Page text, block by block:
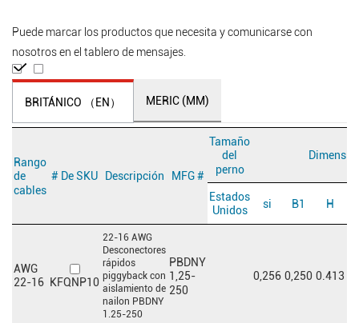
Puede marcar los productos que necesita y comunicarse con
nosotros en el tablero de mensajes.
BRITÁNICO （EN） MERIC (MM)
Rango
de
cables
# De SKU Descripción MFG #
Tamaño
del
perno
Estados
Unidos
si B1 H
AWG
22-16 KFQNP10
22-16 AWG
Desconectores
rápidos
piggyback con
aislamiento de
nailon PBDNY
1.25-250
PBDNY
1,25-
250
0,256 0,250 0.413